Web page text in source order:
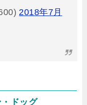
2018年7月
ドッグ